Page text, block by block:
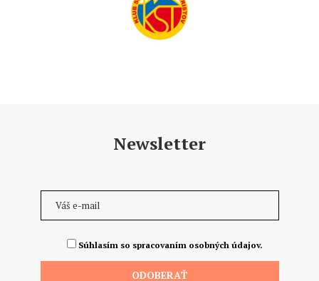
Newsletter
Súhlasím so spracovaním osobných údajov.